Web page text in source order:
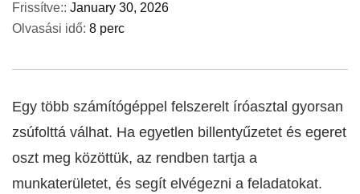
Frissítve:: January 30, 2026
Olvasási idő: 8 perc
Egy több számítógéppel felszerelt íróasztal gyorsan
zsúfolttá válhat. Ha egyetlen billentyűzetet és egeret
oszt meg közöttük, az rendben tartja a
munkaterületet, és segít elvégezni a feladatokat.